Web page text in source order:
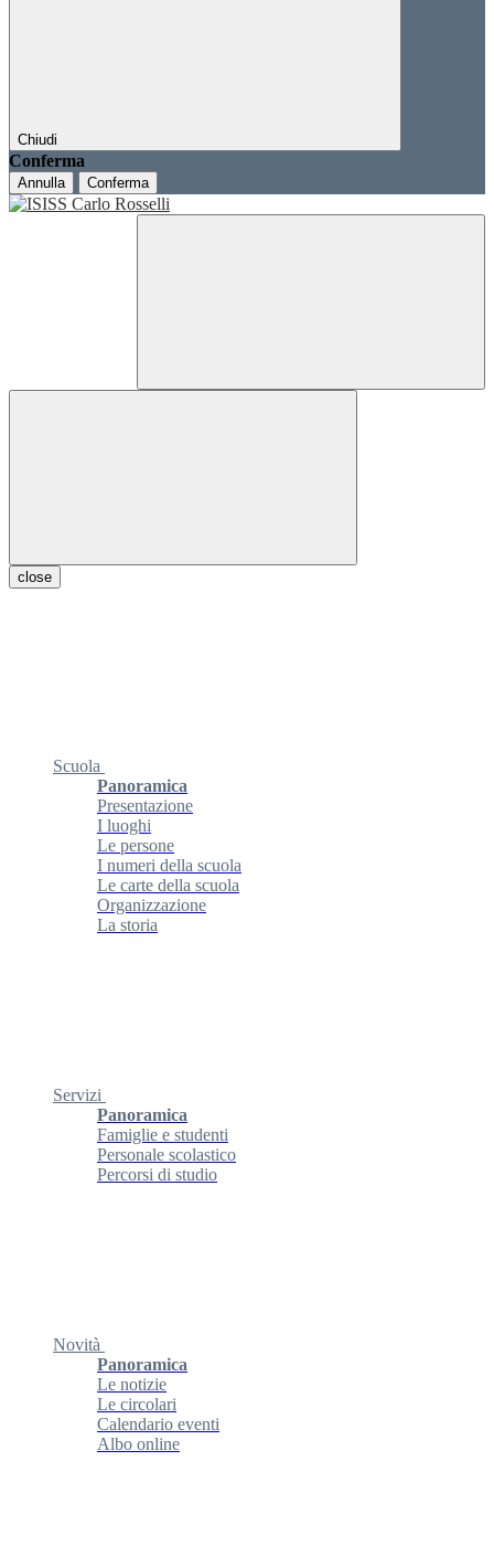
Chiudi
Conferma
Annulla Conferma
close
Scuola
Panoramica
Presentazione
I luoghi
Le persone
I numeri della scuola
Le carte della scuola
Organizzazione
La storia
Servizi
Panoramica
Famiglie e studenti
Personale scolastico
Percorsi di studio
Novità
Panoramica
Le notizie
Le circolari
Calendario eventi
Albo online